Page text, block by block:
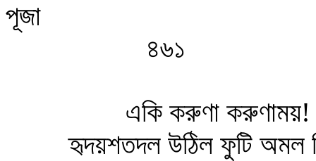
পূজা
৪৬১
একি করুণা করুণাময়!
হৃদয়শতদল উঠিল ফুটি অমল